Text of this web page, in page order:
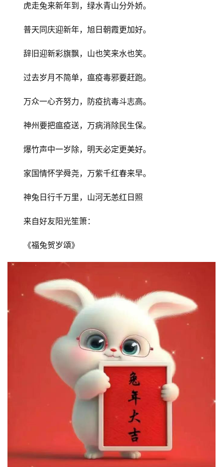
虎走兔来新年到，绿水青山分外娇。
普天同庆迎新年，旭日朝霞更加好。
辞旧迎新彩旗飘，山也笑来水也笑。
过去岁月不简单，瘟疫毒邪要赶跑。
万众一心齐努力，防疫抗毒斗志高。
神州要把瘟疫送，万病消除民生保。
爆竹声中一岁除，明天必定更美好。
家国情怀学舜尧，万紫千红春来早。
神兔日行千万里，山河无恙红日照
来自好友阳光笙箫：
《福兔贺岁頌》